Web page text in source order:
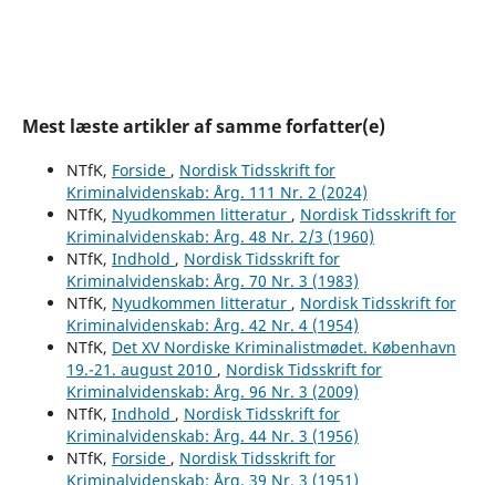
Mest læste artikler af samme forfatter(e)
NTfK, Forside , Nordisk Tidsskrift for
Kriminalvidenskab: Årg. 111 Nr. 2 (2024)
NTfK, Nyudkommen litteratur , Nordisk Tidsskrift for
Kriminalvidenskab: Årg. 48 Nr. 2/3 (1960)
NTfK, Indhold , Nordisk Tidsskrift for
Kriminalvidenskab: Årg. 70 Nr. 3 (1983)
NTfK, Nyudkommen litteratur , Nordisk Tidsskrift for
Kriminalvidenskab: Årg. 42 Nr. 4 (1954)
NTfK, Det XV Nordiske Kriminalistmødet. København
19.-21. august 2010 , Nordisk Tidsskrift for
Kriminalvidenskab: Årg. 96 Nr. 3 (2009)
NTfK, Indhold , Nordisk Tidsskrift for
Kriminalvidenskab: Årg. 44 Nr. 3 (1956)
NTfK, Forside , Nordisk Tidsskrift for
Kriminalvidenskab: Årg. 39 Nr. 3 (1951)